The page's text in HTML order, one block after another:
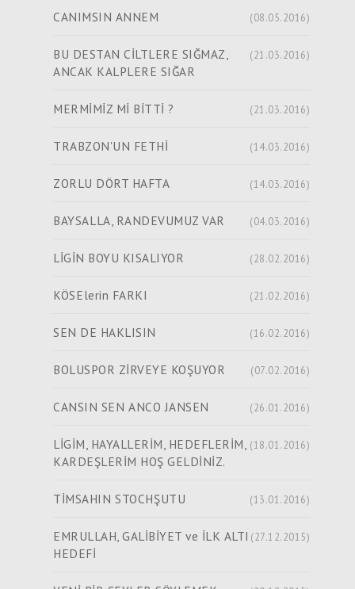
CANIMSIN ANNEM (08.05.2016)
BU DESTAN CİLTLERE SIĞMAZ,
ANCAK KALPLERE SIĞAR
(21.03.2016)
MERMİMİZ Mİ BİTTİ ? (21.03.2016)
TRABZON'UN FETHİ (14.03.2016)
ZORLU DÖRT HAFTA (14.03.2016)
BAYSALLA, RANDEVUMUZ VAR (04.03.2016)
LİGİN BOYU KISALIYOR (28.02.2016)
KÖSElerin FARKI (21.02.2016)
SEN DE HAKLISIN (16.02.2016)
BOLUSPOR ZİRVEYE KOŞUYOR (07.02.2016)
CANSIN SEN ANCO JANSEN (26.01.2016)
LİGİM, HAYALLERİM, HEDEFLERİM,
KARDEŞLERİM HOŞ GELDİNİZ.
(18.01.2016)
TİMSAHIN STOCHŞUTU (13.01.2016)
EMRULLAH, GALİBİYET ve İLK ALTI
HEDEFİ
(27.12.2015)